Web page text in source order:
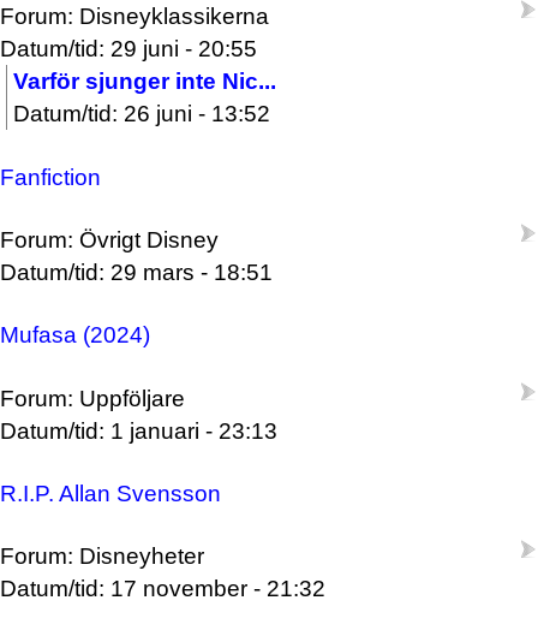
Forum: Disneyklassikerna
Datum/tid: 29 juni - 20:55
Varför sjunger inte Nic...
Datum/tid: 26 juni - 13:52
Fanfiction
Forum: Övrigt Disney
Datum/tid: 29 mars - 18:51
Mufasa (2024)
Forum: Uppföljare
Datum/tid: 1 januari - 23:13
R.I.P. Allan Svensson
Forum: Disneyheter
Datum/tid: 17 november - 21:32